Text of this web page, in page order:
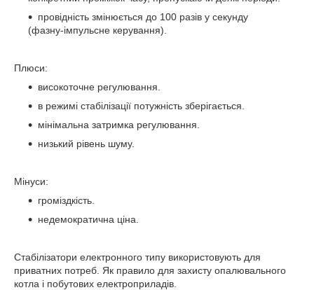
провідність змінюється до 100 разів у секунду
(фазну-імпульсне керування).
Плюси:
високоточне регулювання.
в режимі стабілізації потужність зберігається.
мінімальна затримка регулювання.
низький рівень шуму.
Мінуси:
громіздкість.
недемократична ціна.
Стабілізатори електронного типу використовують для
приватних потреб. Як правило для захисту опалювального
котла і побутових електроприладів.